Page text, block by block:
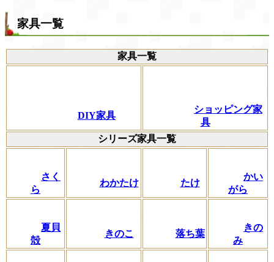
家具一覧
家具一覧
DIY家具
ショッピング家
具
シリーズ家具一覧
さく
ら
わかたけ たけ
かい
がら
夏貝
殻
きのこ 落ち葉
きの
み